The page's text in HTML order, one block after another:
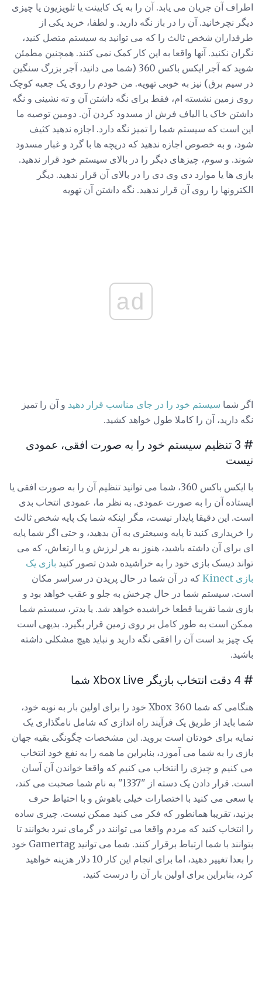
اطراف آن جریان می یابد. آن را به یک کابینت یا تلویزیون یا چیزی
دیگر نچرخانید. آن را در باز نگه دارید. و لطفا، خرید یکی از
طرفداران شخص ثالث را که می توانید به سیستم متصل کنید،
نگران نکنید. آنها واقعا به این کار کمک نمی کنند. همچنین مطمئن
شوید که آجر ایکس باکس 360 (شما می دانید، آجر بزرگ سنگین
در سیم برق) نیز به خوبی تهویه. من خودم را روی یک جعبه کوچک
روی زمین نشسته ام، فقط برای نگه داشتن آن و ته نشینی و نگه
داشتن خاک یا الیاف فرش از مسدود کردن آن. دومین توصیه ما
این است که سیستم شما را تمیز نگه دارد. اجازه ندهید کثیف
شود، و به خصوص اجازه ندهید که دریچه ها با گرد و غبار مسدود
شوند. و سوم، چیزهای دیگر را در بالای سیستم خود قرار ندهید.
بازی ها یا موارد دی وی دی را در بالای آن قرار ندهید. دیگر
الکترونها را روی آن قرار ندهید. نگه داشتن آن تهویه
ad
اگر شما سیستم خود را در جای مناسب قرار دهید و آن را تمیز
نگه دارید، آن را کاملا طول خواهد کشید.
# 3 تنظیم سیستم خود را به صورت افقی، عمودی
نیست
با ایکس باکس 360، شما می توانید تنظیم آن را به صورت افقی یا
ایستاده آن را به صورت عمودی. به نظر ما، عمودی انتخاب بدی
است. این دقیقا پایدار نیست، مگر اینکه شما یک پایه شخص ثالث
را خریداری کنید تا پایه وسیعتری به آن بدهید، و حتی اگر شما پایه
ای برای آن داشته باشید، هنوز به هر لرزش و یا ارتعاش، که می
تواند دیسک بازی خود را به خراشیده شدن تصور کنید بازی یک
بازی Kinect
که در آن شما در حال پریدن در سراسر مکان
است. سیستم شما در حال چرخش به جلو و عقب خواهد بود و
بازی شما تقریبا قطعا خراشیده خواهد شد. یا بدتر، سیستم شما
ممکن است به طور کامل بر روی زمین قرار بگیرد. بدیهی است
یک چیز بد است آن را افقی نگه دارید و نباید هیچ مشکلی داشته
باشید.
# 4 دقت انتخاب بازیگر Xbox Live شما
هنگامی که شما Xbox 360 خود را برای اولین بار به نوبه خود،
شما باید از طریق یک فرآیند راه اندازی که شامل نامگذاری یک
نمایه برای خودتان است بروید. این مشخصات چگونگی بقیه جهان
بازی را به شما می آموزد، بنابراین ما همه را به نفع خود انتخاب
می کنیم و چیزی را انتخاب می کنیم که واقعا خواندن آن آسان
است. قرار دادن یک دسته از "l337" به نام شما صحبت می کند،
یا سعی می کنید با اختصارات خیلی باهوش و با احتیاط حرف
بزنید، تقریبا همانطور که فکر می کنید ممکن نیست. چیزی ساده
را انتخاب کنید که مردم واقعا می توانند در گرمای نبرد بخوانند تا
بتوانند با شما ارتباط برقرار کنند. شما می توانید Gamertag خود
را بعدا تغییر دهید، اما برای انجام این کار 10 دلار هزینه خواهید
کرد، بنابراین برای اولین بار آن را درست کنید.